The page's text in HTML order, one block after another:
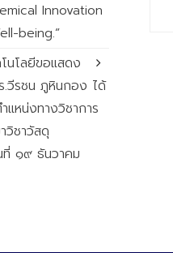
Innovation
being.”
นโลยีขอแสดง
.วีรชน ภูหินกอง ได้
แหน่งทางวิชาการ
วิชาวัสดุ
๑๙ ธันวาคม